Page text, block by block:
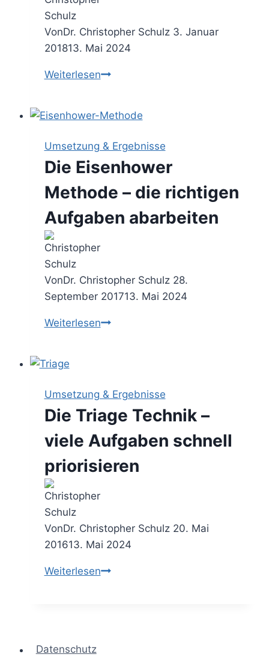
VonDr. Christopher Schulz 3. Januar
201813. Mai 2024
WeiterlesenDer
–
rasch
Rangfolge
bestimmen
Umsetzung & Ergebnisse
Die Eisenhower
Methode – die richtigen
Aufgaben abarbeiten
VonDr. Christopher Schulz 28.
September 201713. Mai 2024
WeiterlesenDie
die
richtigen
Aufgaben
abarbeiten
Umsetzung & Ergebnisse
Die Triage Technik –
viele Aufgaben schnell
priorisieren
VonDr. Christopher Schulz 20. Mai
201613. Mai 2024
WeiterlesenDie
Datenschutz